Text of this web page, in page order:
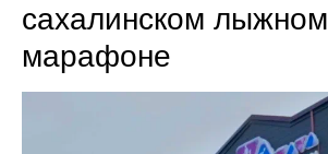
сахалинском лыжном
марафоне